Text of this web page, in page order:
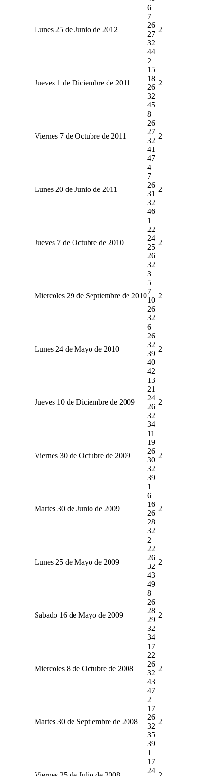
Lunes 25 de Junio de 2012
6
7
26
27
32
44
2
Jueves 1 de Diciembre de 2011
2
15
18
26
32
45
2
Viernes 7 de Octubre de 2011
8
26
27
32
41
47
2
Lunes 20 de Junio de 2011
4
7
26
31
32
46
2
Jueves 7 de Octubre de 2010
1
22
24
25
26
32
2
Miercoles 29 de Septiembre de 2010
3
5
7
10
26
32
2
Lunes 24 de Mayo de 2010
6
26
32
39
40
42
2
Jueves 10 de Diciembre de 2009
13
21
24
26
32
34
2
Viernes 30 de Octubre de 2009
11
19
26
30
32
39
2
Martes 30 de Junio de 2009
1
6
16
26
28
32
2
Lunes 25 de Mayo de 2009
2
22
26
32
43
49
2
Sabado 16 de Mayo de 2009
8
26
28
29
32
34
2
Miercoles 8 de Octubre de 2008
17
22
26
32
43
47
2
Martes 30 de Septiembre de 2008
2
17
26
32
35
39
2
1
17
24